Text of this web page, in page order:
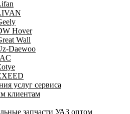
Hover
Wall
Daewoo
услуг сервиса
клиентам
запчасти УАЗ оптом